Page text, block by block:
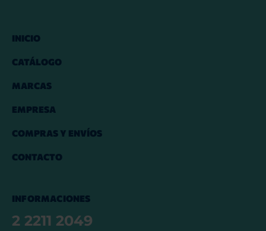
INICIO
CATÁLOGO
MARCAS
EMPRESA
COMPRAS Y ENVÍOS
CONTACTO
INFORMACIONES
2 2211 2049